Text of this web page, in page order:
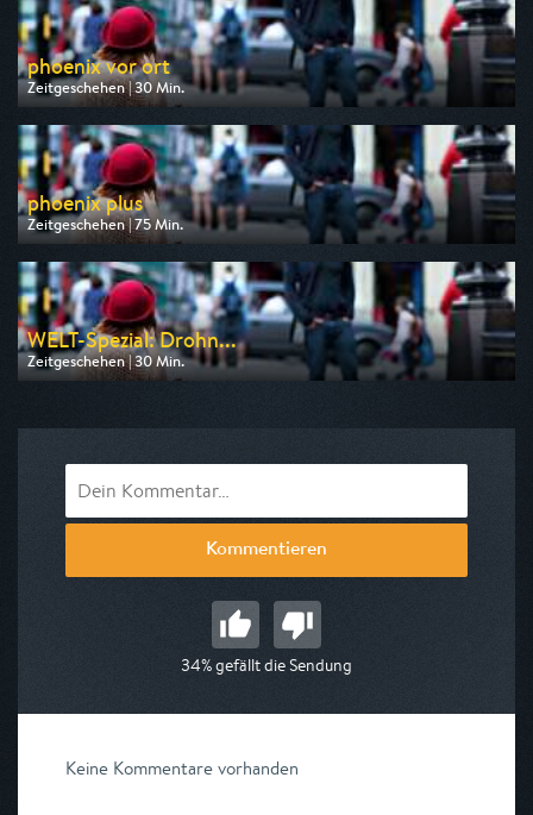
phoenix vor ort
Zeitgeschehen | 30 Min.
Ausgestrahlt von Phoenix
am 06.08.2026, 14:00
phoenix plus
Zeitgeschehen | 75 Min.
Ausgestrahlt von Phoenix
am 08.08.2026, 13:00
WELT-Spezial: Drohn...
Zeitgeschehen | 30 Min.
Ausgestrahlt von WELT
Kommentieren
34% gefällt die Sendung
Keine Kommentare vorhanden